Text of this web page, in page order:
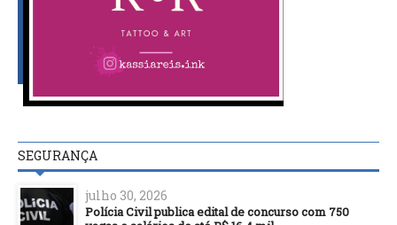
SEGURANÇA
julho 30, 2026
Polícia Civil publica edital de concurso com 750